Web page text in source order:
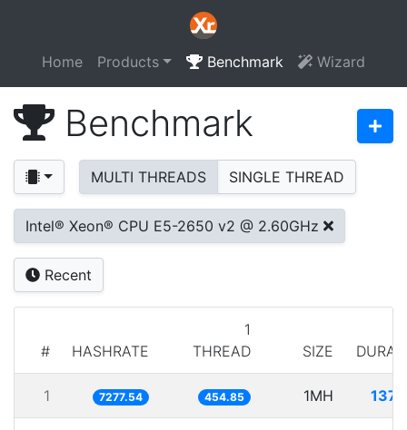
Home Products Benchmark Wizard
Benchmark
MULTI THREADS SINGLE THREAD
Intel® Xeon® CPU E5-2650 v2 @ 2.60GHz
Recent
# HASHRATE
1
THREAD
SIZE
1 7277.54 454.85 1MH